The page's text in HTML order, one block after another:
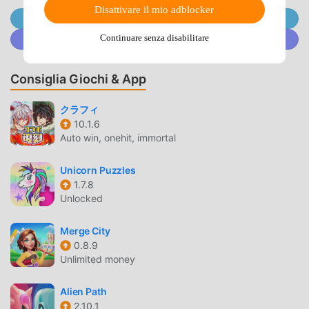
scaricare il client moddroid, puoi scaricare e installare
Puzzles 2025-09-12-1919-23762278-fdroid con un clic.
Cosa aspetti, scarica moddroid e gioca!
GAMEPLAY UNICO
Puzzles Essendo un popolare gioco puzzle, il suo
gameplay unico lo ha aiutato a conquistare un gran numero
di fan in tutto il mondo. A differenza dei tradizionali giochi
puzzle, in Puzzles , devi solo seguire il tutorial per
principianti, così puoi facilmente avviare l'intero gioco e
goderti la gioia offerta dai classici giochi puzzle Puzzles
2025-09-12-1919-23762278-fdroid. Allo stesso tempo,
moddroid ha creato appositamente una piattaforma per gli
amanti dei giochi puzzle, consentendoti di comunicare e
condividere con tutti gli amanti dei giochi puzzle in tutto il
puzzle gioco con tutti i partner globali felici
Unisciti @MODDROID.CO sul Canale Telegram
Unisciti a @MODDROID.CO sulla Community Discord
Consiglia Giochi & App
クラフィ
10.1.6
Auto win, onehit, immortal
Unicorn Puzzles
1.7.8
Unlocked
Merge City
0.8.9
Unlimited money
Alien Path
2.10.1
Disattivare il mio adblocker
Continuare senza disabilitare